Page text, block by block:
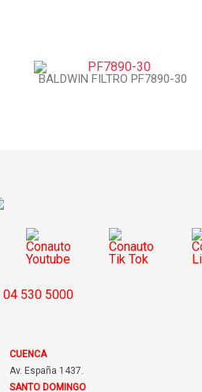
BALDWIN FILTRO PF7890-30
04 530 5000
CUENCA
Av. España 1437.
SANTO DOMINGO